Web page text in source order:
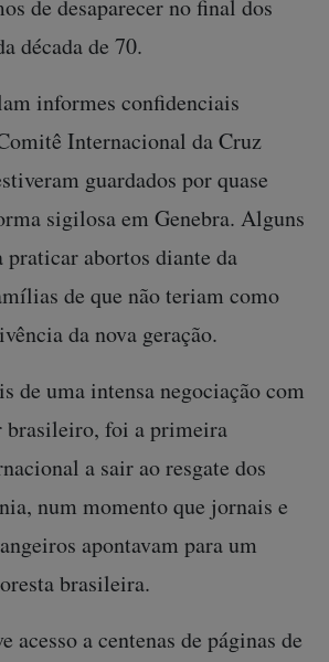
de desaparecer no final dos
década de 70.
informes confidenciais
Internacional da Cruz
guardados por quase
sigilosa em Genebra. Alguns
praticar abortos diante da
de que não teriam como
da nova geração.
de uma intensa negociação com
brasileiro, foi a primeira
a sair ao resgate dos
num momento que jornais e
apontavam para um
brasileira.
acesso a centenas de páginas de